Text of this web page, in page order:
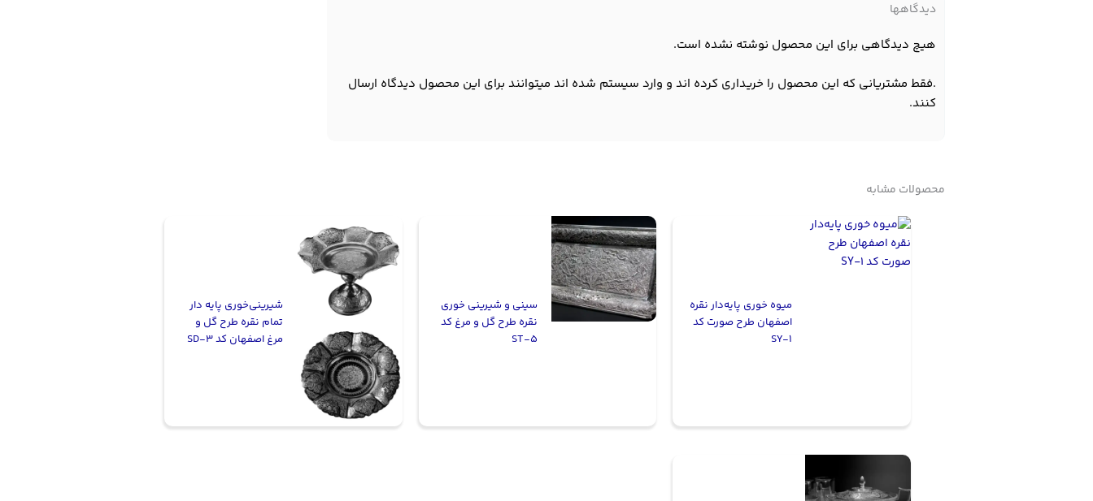
دیدگاهها
هیچ دیدگاهی برای این محصول نوشته نشده است.
.فقط مشتریانی که این محصول را خریداری کرده اند و وارد سیستم شده اند میتوانند برای این محصول دیدگاه ارسال
کنند.
محصولات مشابه
میوه خوری پایه‌دار نقره
اصفهان طرح صورت کد
SY-1
سینی و شیرینی خوری
نقره طرح گل و مرغ کد
ST-5
شیرینی‌خوری پایه دار
تمام نقره طرح گل و
مرغ اصفهان کد SD-3